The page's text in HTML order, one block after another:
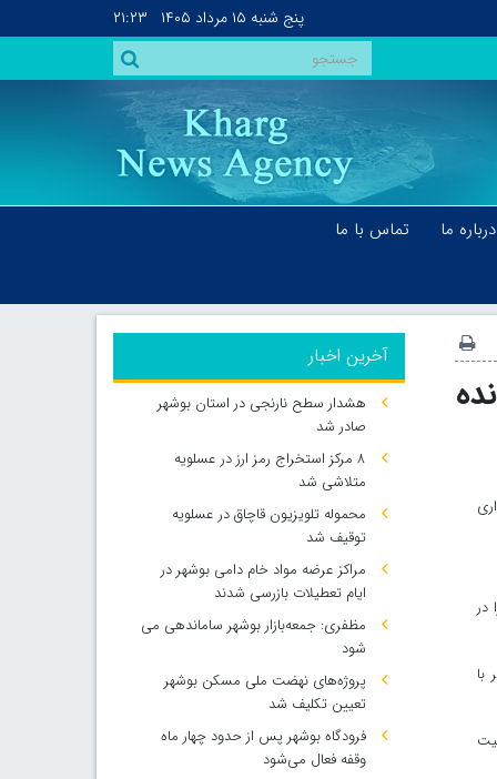
پنج شنبه ۱۵ مرداد ۱۴۰۵ ۲۱:۲۳
درباره ما
تماس با ما
در
با قایق تفریحی، ۴۴ هزار نفر با
جذابیت
آخرین اخبار
هشدار سطح نارنجی در استان بوشهر
صادر شد
۸ مرکز استخراج رمز ارز در عسلویه
متلاشی شد
محموله تلویزیون قاچاق در عسلویه
توقیف شد
مراکز عرضه مواد خام دامی بوشهر در
ایام تعطیلات بازرسی شدند
مظفری: جمعه‌بازار بوشهر ساماندهی می‌
شود
پروژه‌های نهضت ملی مسکن بوشهر
تعیین تکلیف شد
فرودگاه بوشهر پس از حدود چهار ماه
وقفه فعال می‌شود